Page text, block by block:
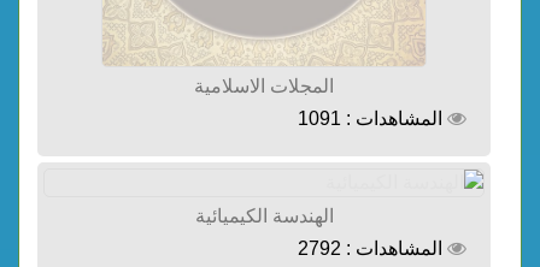
المجلات الاسلامية
المشاهدات : 1091
الهندسة الكيميائية
المشاهدات : 2792